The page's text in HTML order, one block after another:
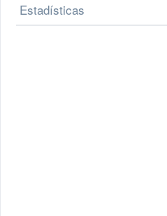
Estadísticas